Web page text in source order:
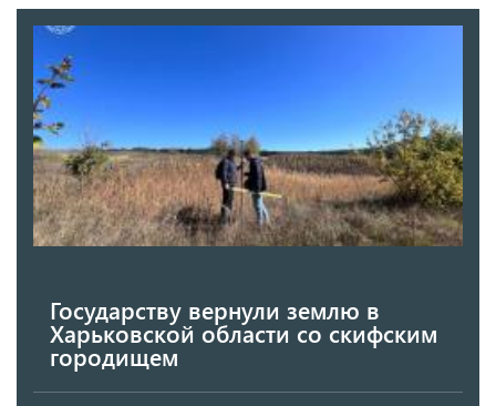
Государству вернули землю в
Харьковской области со скифским
городищем